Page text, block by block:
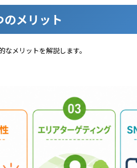
メリット
メリットを解説します。